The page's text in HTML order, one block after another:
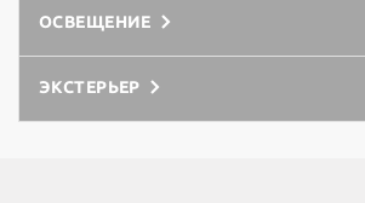
ОСВЕЩЕНИЕ
ЭКСТЕРЬЕР